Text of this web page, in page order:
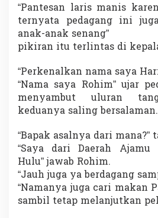
“Pantesan laris manis
ternyata pedagang ini
anak-anak senang”
pikiran itu terlintas di
“Perkenalkan nama saya
“Nama saya Rohim” ujar
menyambut uluran
keduanya saling bersalaman.
“Bapak asalnya dari mana?”
“Saya dari Daerah Ajamu
Hulu” jawab Rohim.
“Jauh juga ya berdagang
“Namanya juga cari makan
sambil tetap melanjutkan